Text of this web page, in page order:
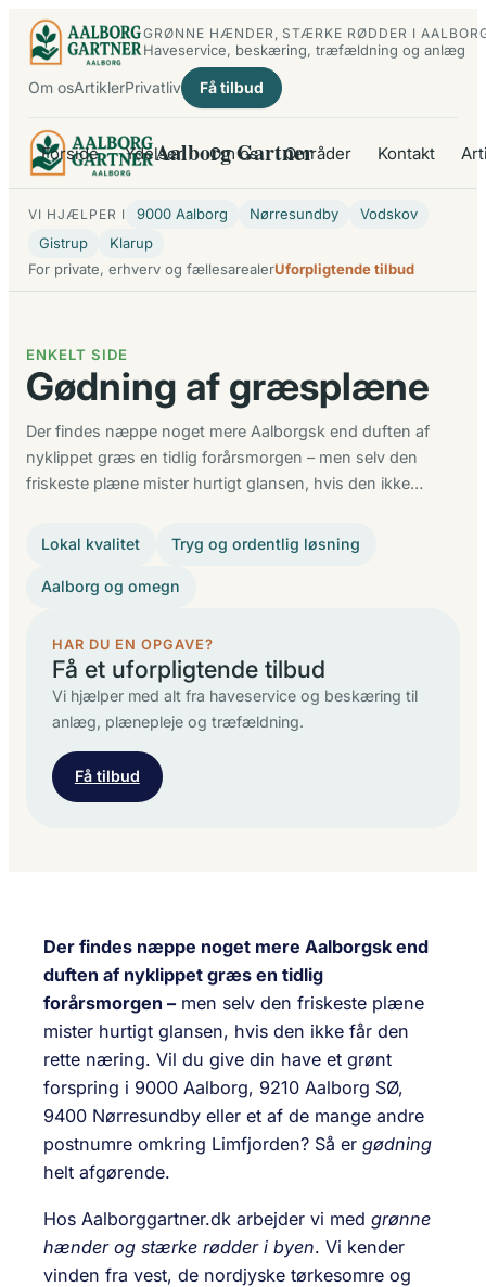
Spring
indhold
GRØNNE HÆNDER, STÆRKE RØDDER I
Haveservice, beskæring, træfældning og anlæg
Om osArtiklerPrivatliv Få tilbud
Aalborg Gartner
Forside Ydelser Om os Områder Kontakt
VI HJÆLPER I 9000 Aalborg Nørresundby
Vodskov
Gistrup
Klarup
For private, erhverv og fællesarealerUforpligtende tilbud
ENKELT SIDE
Gødning af græsplæne
Der findes næppe noget mere Aalborgsk end duften af
nyklippet græs en tidlig forårsmorgen – men selv den
friskeste plæne mister hurtigt glansen, hvis den ikke…
Lokal kvalitet Tryg og ordentlig løsning
Aalborg og omegn
HAR DU EN OPGAVE?
Få et uforpligtende tilbud
Vi hjælper med alt fra haveservice og beskæring til
anlæg, plænepleje og træfældning.
Få tilbud
Der findes næppe noget mere Aalborgsk end
duften af nyklippet græs en tidlig
forårsmorgen –men selv den friskeste plæne
mister hurtigt glansen, hvis den ikke får den
rette næring. Vil du give din have et grønt
forspring i 9000 Aalborg, 9210 Aalborg SØ,
9400 Nørresundby eller et af de mange andre
postnumre omkring Limfjorden? Så er gødning
helt afgørende.
Hos Aalborggartner.dk arbejder vi med grønne
hænder og stærke rødder i byen. Vi kender
vinden fra vest, de nordjyske tørkesomre og